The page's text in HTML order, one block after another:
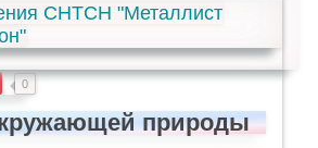
СНТСН "Металлист
0
природы